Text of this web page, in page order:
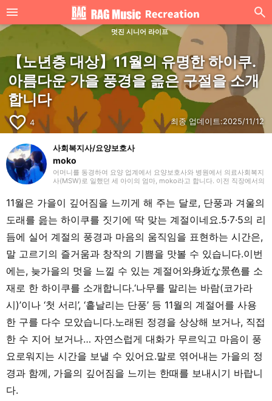
멋진 시니어 라이프
【노년층 대상】11월의 유명한 하이쿠.
아름다운 가을 풍경을 읊은 구절을 소개
합니다
favorite_border 4 최종 업데이트:2025/11/12
사회복지사/요양보호사
moko
어머니를 동경하여 요양 업계에서 요양보호사와 병원에서 의료사회복지
사(MSW)로 일했던 세 아이의 엄마, moko라고 합니다. 이전 직장에서의
니다.
11월은 가을이 깊어짐을 느끼게 해 주는 달로, 단풍과 겨울의
도래를 읊는 하이쿠를 짓기에 딱 맞는 계절이네요.5·7·5의 리
듬에 실어 계절의 풍경과 마음의 움직임을 표현하는 시간은,
말 고르기의 즐거움과 창작의 기쁨을 맛볼 수 있습니다.이번
에는, 늦가을의 멋을 느낄 수 있는 계절어와身近な景色를 소
재로 한 하이쿠를 소개합니다.‘나무를 말리는 바람(코가라
시)’이나 ‘첫 서리’, ‘흩날리는 단풍’ 등 11월의 계절어를 사용
한 구를 다수 모았습니다.노래된 정경을 상상해 보거나, 직접
한 수 지어 보거나… 자연스럽게 대화가 무르익고 마음이 풍
요로워지는 시간을 보낼 수 있어요.말로 엮어내는 가을의 정
경과 함께, 가을의 깊어짐을 느끼는 한때를 보내시기 바랍니
다.